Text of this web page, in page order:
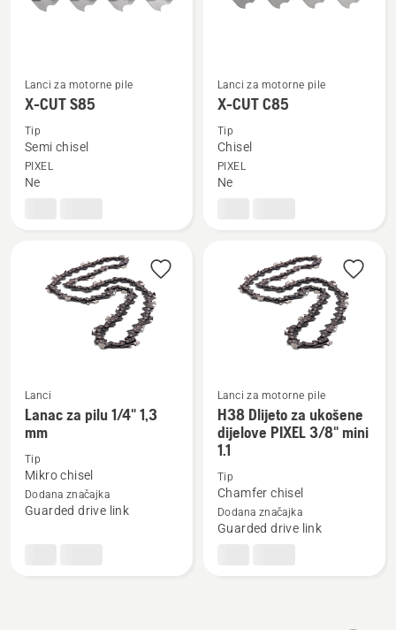
Pogledajte
više
detalja
Lanci za motorne pile
X-CUT S85
Tip
Semi chisel
PIXEL
Ne
Pogledajte
više
detalja
Lanci za motorne pile
X-CUT C85
Tip
Chisel
PIXEL
Ne
Pogledajte
više
detalja
Lanac
Lanci
Lanac za pilu 1/4" 1,3
mm
Tip
Mikro chisel
Dodana značajka
Guarded drive link
Pogledajte
više
detalja
Dlijeto
Lanci za motorne pile
H38 Dlijeto za ukošene
dijelove PIXEL 3/8" mini
1.1
Tip
Chamfer chisel
Dodana značajka
Guarded drive link